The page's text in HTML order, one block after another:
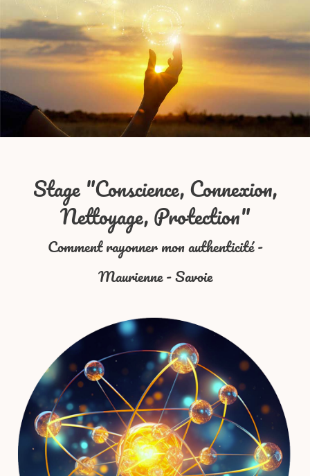
Stage "Conscience, Connexion,
Nettoyage, Protection"
Comment rayonner mon authenticité -
Maurienne - Savoie